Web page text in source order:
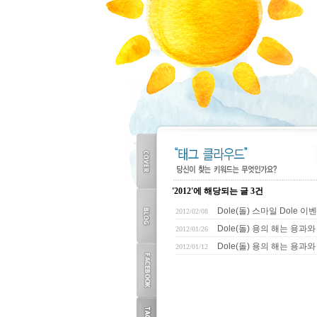
TOP
FACEBOOK
'2012'에 해당되는 글 3건
2012/02/08 Dole(돌) 스마일 Dole 이
2012/01/26 Dole(돌) 용의 해는 용과
2012/01/12 Dole(돌) 용의 해는 용과와